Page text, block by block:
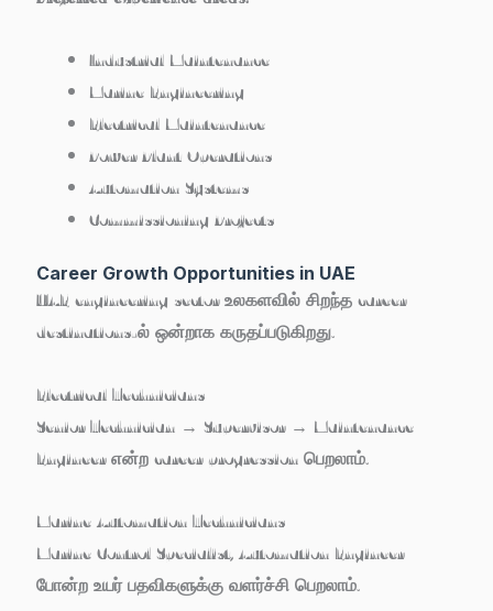
Industrial Maintenance
Marine Engineering
Electrical Maintenance
Power Plant Operations
Automation Systems
Commissioning Projects
Career Growth Opportunities in UAE
UAE engineering sector உலகளவில் சிறந்த career
destinations-ல் ஒன்றாக கருதப்படுகிறது.
Electrical Technicians
Senior Technician → Supervisor → Maintenance
Engineer என்ற career progression பெறலாம்.
Marine Automation Technicians
Marine Control Specialist, Automation Engineer
போன்ற உயர் பதவிகளுக்கு வளர்ச்சி பெறலாம்.